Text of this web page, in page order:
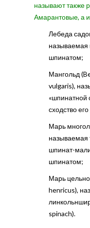
называют также
Амарантовые, а
Лебеда
называемая
шпинатом;
Мангольд
vulgaris),
«шпинатной
сходство
Марь
называемая
шпинат-
шпинатом;
Марь
henricus),
spinach).